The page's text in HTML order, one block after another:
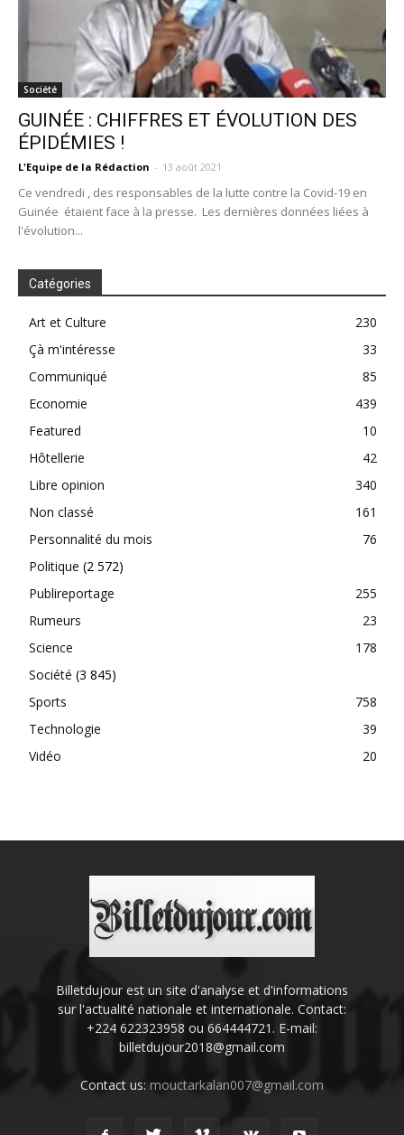
Société
GUINÉE : CHIFFRES ET ÉVOLUTION DES
ÉPIDÉMIES !
L'Equipe de la Rédaction - 13 août 2021
Ce vendredi , des responsables de la lutte contre la Covid-19 en
Guinée étaient face à la presse. Les dernières données liées à
l'évolution...
Catégories
Art et Culture
230
Çà m'intéresse
33
Communiqué
85
Economie
439
Featured
10
Hôtellerie
42
Libre opinion
340
Non classé
161
Personnalité du mois
76
Politique (2 572)
Publireportage
255
Rumeurs
23
Science
178
Société (3 845)
Sports
758
Technologie
39
Vidéo
20
Billetdujour est un site d'analyse et d'informations
sur l'actualité nationale et internationale. Contact:
+224 622323958 ou 664444721. E-mail:
billetdujour2018@gmail.com
Contact us: mouctarkalan007@gmail.com